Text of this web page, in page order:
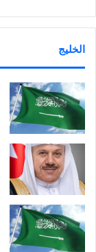
الخليج